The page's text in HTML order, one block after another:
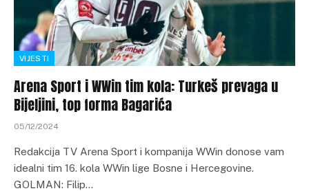
VIJESTI
Arena Sport i WWin tim kola: Turkeš prevaga u
Bijeljini, top forma Bagarića
05/12/2024
Redakcija TV Arena Sport i kompanija WWin donose vam
idealni tim 16. kola WWin lige Bosne i Hercegovine.
GOLMAN: Filip…